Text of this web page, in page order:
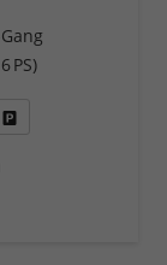
PS)